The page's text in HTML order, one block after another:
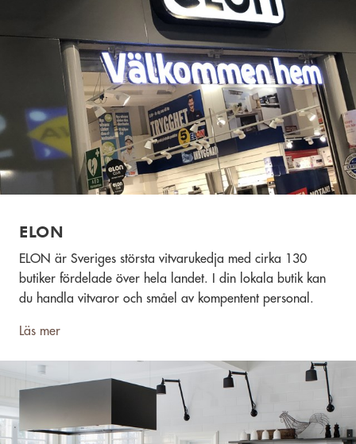
ELON
ELON är Sveriges största vitvarukedja med cirka 130
butiker fördelade över hela landet. I din lokala butik kan
du handla vitvaror och småel av kompentent personal.
Läs mer